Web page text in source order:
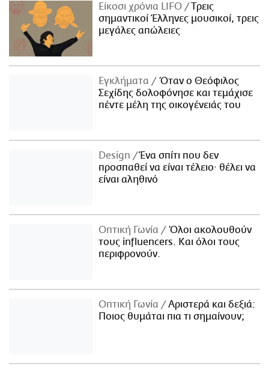
Είκοσι χρόνια LIFO
Tρεις
σημαντικοί Έλληνες μουσικοί, τρεις
μεγάλες απώλειες
Εγκλήματα
Όταν ο Θεόφιλος
Σεχίδης δολοφόνησε και τεμάχισε
πέντε μέλη της οικογένειάς του
Design
Ένα σπίτι που δεν
προσπαθεί να είναι τέλειο· θέλει να
είναι αληθινό
Οπτική Γωνία
Όλοι ακολουθούν
τους influencers. Και όλοι τους
περιφρονούν.
Οπτική Γωνία
Αριστερά και δεξιά:
Ποιος θυμάται πια τι σημαίνουν;